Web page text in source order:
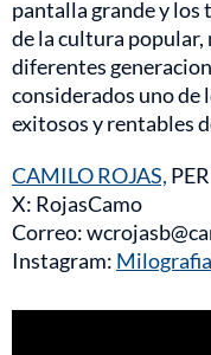
pantalla grande y
de la cultura popular,
diferentes
considerados uno de
exitosos y rentables
CAMILO ROJAS,
X: RojasCamo
Correo:
Instagram: